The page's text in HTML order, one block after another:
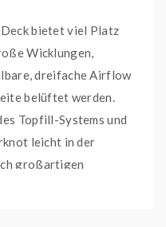
bietet viel Platz
Wicklungen,
dreifache Airflow
belüftet werden.
Topfill-Systems und
leicht in der
großartigen